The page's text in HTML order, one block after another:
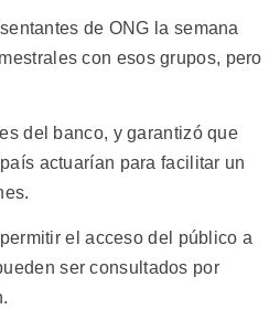
de ONG la semana
con esos grupos, pero
del banco, y garantizó que
actuarían para facilitar un
el acceso del público a
ser consultados por